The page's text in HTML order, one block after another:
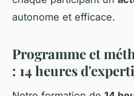
autonome et efficace.
Programme et
: 14 heures